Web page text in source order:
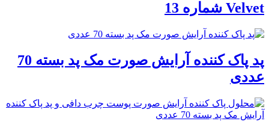
Velvet شماره 13
پد پاک کننده آرایش صورت مک پد بسته 70
عددی